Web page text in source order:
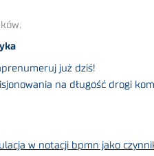
już dziś!
na długość drogi
w notacji bpmn jako